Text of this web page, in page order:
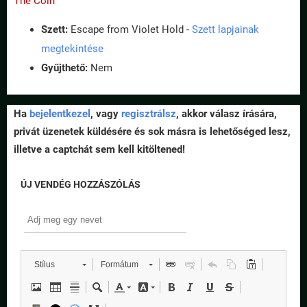
Szett: Escape from Violet Hold - Szett lapjainak
megtekintése
Gyűjthető: Nem
Ha bejelentkezel , vagy regisztrálsz, akkor válasz írására,
privát üzenetek küldésére és sok másra is lehetőséged lesz,
illetve a captchát sem kell kitöltened!
ÚJ VENDÉG HOZZÁSZÓLÁS
Stílus Formátum